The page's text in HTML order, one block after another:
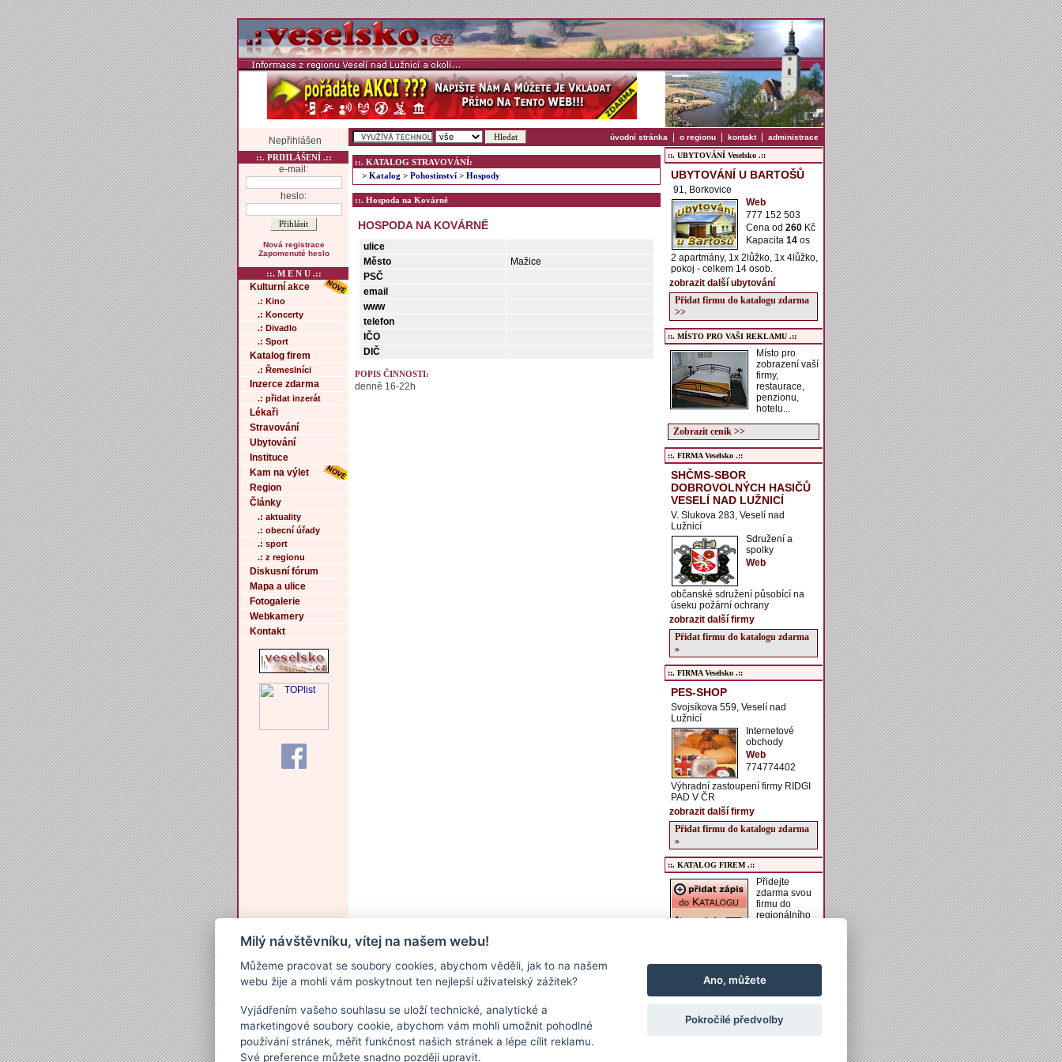
Nepřihlášen úvodní stránka | o regionu | kontakt| administrace
::. PRIHLÁŠENÍ .::
e-mail:
heslo:
Nová registrace
Zapomenuté heslo
::. M E N U .::
Kulturní akce
.: Kino
.: Koncerty
.: Divadlo
.: Sport
Katalog firem
.: Řemeslníci
Inzerce zdarma
.: přidat inzerát
Lékaři
Stravování
Ubytování
Instituce
Kam na výlet
Region
Články
.: aktuality
.: obecní úřady
.: sport
.: z regionu
Diskusní fórum
Mapa a ulice
Fotogalerie
Webkamery
Kontakt
::. KATALOG STRAVOVÁNÍ:
> Katalog > Pohostinství > Hospody
::. Hospoda na Kovárně
HOSPODA NA KOVÁRNĚ
ulice
Město
Mažice
PSČ
email
www
telefon
IČO
DIČ
POPIS ČINNOSTI:
denně 16-22h
::. UBYTOVÁNÍ Veselsko .::
UBYTOVÁNÍ U BARTOŠŮ
91, Borkovice
Web
777 152 503
Cena od 260 Kč
Kapacita 14 os
2 apartmány, 1x 2lůžko, 1x 4lůžko,
pokoj - celkem 14 osob.
zobrazit další ubytování
Přidat firmu do katalogu zdarma
>>
::. MÍSTO PRO VAŠI REKLAMU .::
Místo pro
zobrazení vaší
firmy,
restaurace,
penzionu,
hotelu...
Zobrazit ceník >>
::. FIRMA Veselsko .::
SHČMS-SBOR
DOBROVOLNÝCH HASIČŮ
VESELÍ NAD LUŽNICÍ
V. Slukova 283, Veselí nad
Lužnicí
Sdružení a
spolky
Web
občanské sdružení působící na
úseku požární ochrany
zobrazit další firmy
Přidat firmu do katalogu zdarma
»
::. FIRMA Veselsko .::
PES-SHOP
Svojsíkova 559, Veselí nad
Lužnicí
Internetové
obchody
Web
774774402
Výhradní zastoupení firmy RIDGI
PAD V ČR
zobrazit další firmy
Přidat firmu do katalogu zdarma
»
::. KATALOG FIREM .::
Přidejte
zdarma svou
firmu do
regionálního
regionu, vkládání obrázků a
Přidat firmu do katalogu zdarma
Milý návštěvníku, vítej na našem webu!
Můžeme pracovat se soubory cookies, abychom věděli, jak to na našem
webu žije a mohli vám poskytnout ten nejlepší uživatelský zážitek?
Vyjádřením vašeho souhlasu se uloží technické, analytické a
marketingové soubory cookie, abychom vám mohli umožnit pohodlné
používání stránek, měřit funkčnost našich stránek a lépe cílit reklamu.
Své preference můžete snadno později upravit.
Ano, můžete
Pokročilé předvolby